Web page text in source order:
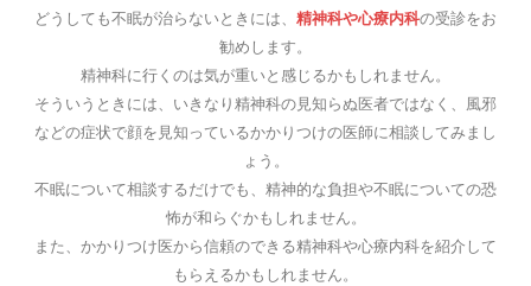
どうしても不眠が治らないときには、 精神科や心療内科の受診をお
勧めします。
精神科に行くのは気が重いと感じるかもしれません。
そういうときには、いきなり精神科の見知らぬ医者ではなく、風邪
などの症状で顔を見知っているかかりつけの医師に相談してみまし
ょう。
不眠について相談するだけでも、精神的な負担や不眠についての恐
怖が和らぐかもしれません。
また、かかりつけ医から信頼のできる精神科や心療内科を紹介して
もらえるかもしれません。